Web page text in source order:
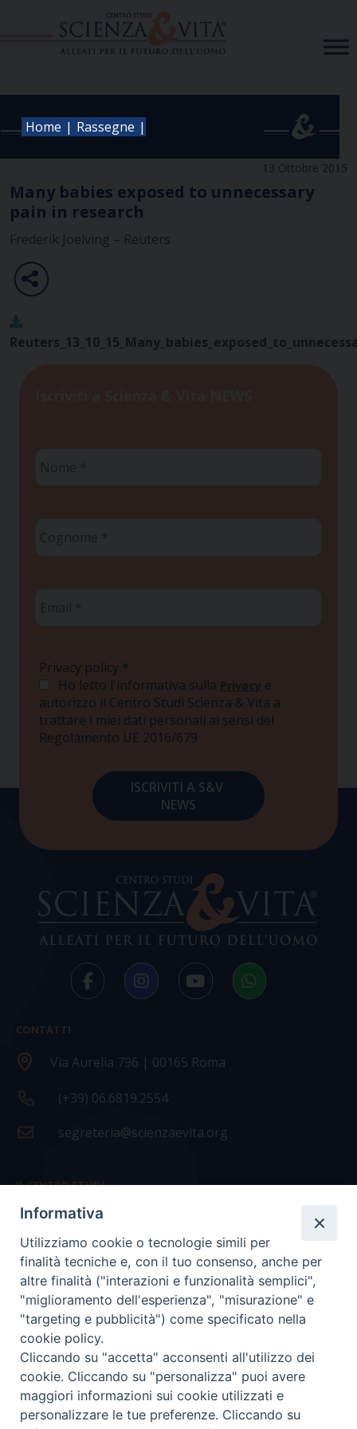
Home | Rassegne |
13 Ottobre 2015
Many babies exposed to unnecessary
pain in research
Frederik Joelving – Reuters
Privacy policy *
Ho letto l'informativa sulla Privacy e
autorizzo il Centro Studi Scienza & Vita a
trattare i miei dati personali ai sensi del
Regolamento UE 2016/679
CONTATTI
Via Aurelia 796 | 00165 Roma
(+39) 06.6819.2554
segreteria@scienzaevita.org
IL CENTRO STUDI
La nostra storia
Statuto
Presidenza e ufficio presidenza
Consiglio scientifico
Coordinamento nazionale
Informativa
Utilizziamo cookie o tecnologie simili per
finalità tecniche e, con il tuo consenso, anche per
altre finalità ("interazioni e funzionalità semplici",
"miglioramento dell'esperienza", "misurazione" e
"targeting e pubblicità") come specificato nella
cookie policy.
Cliccando su "accetta" acconsenti all'utilizzo dei
cookie. Cliccando su "personalizza" puoi avere
maggiori informazioni sui cookie utilizzati e
personalizzare le tue preferenze. Cliccando su